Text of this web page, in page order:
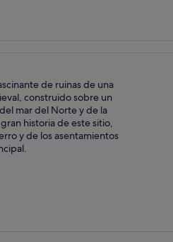
de ruinas de una
construido sobre un
mar del Norte y de la
historia de este sitio,
y de los asentamientos